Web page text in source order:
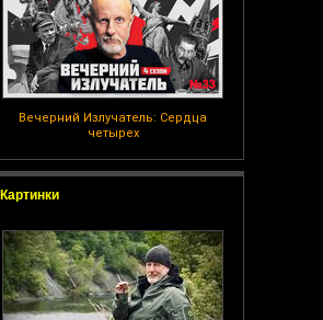
Вечерний Излучатель: Сердца
четырех
Картинки